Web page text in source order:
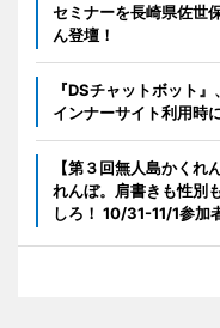
セミナーを長崎県佐世
ん登壇！
『DSチャットボット
インナーサイト利用時
【第３回無人島かく
れんぼ。肩書きも性別
しろ！ 10/31-11/1参加